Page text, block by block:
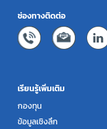
ช่องทางติดต่อ
เรียนรู้เพิ่มเติม
กองทุน
ข้อมูลเชิงลึก